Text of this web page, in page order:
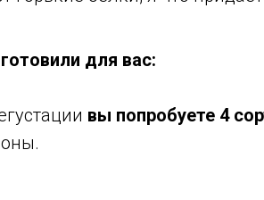
для вас:
вы попробуете 4